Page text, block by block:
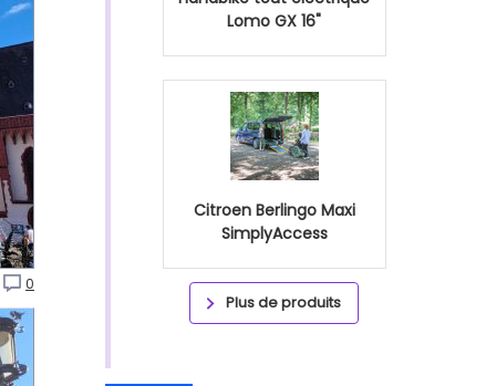
0
Lomo GX 16"
Citroen Berlingo Maxi
SimplyAccess
Plus de produits